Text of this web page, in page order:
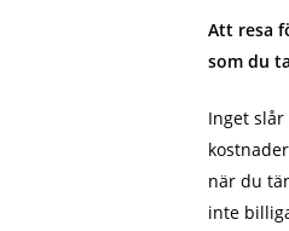
Att resa
som du
Inget
när du
inte